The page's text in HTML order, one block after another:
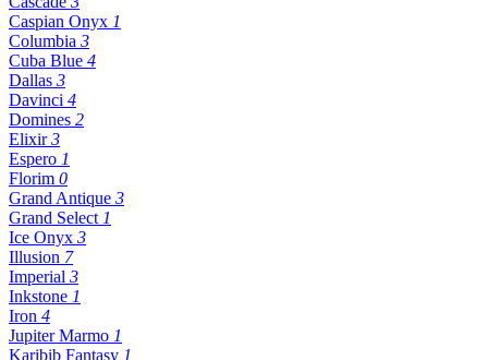
Caspian Onyx 1
Columbia 3
Cuba Blue 4
Dallas 3
Davinci 4
Domines 2
Elixir3
Espero 1
Florim 0
Grand Antique 3
Grand Select 1
Ice Onyx 3
Illusion 7
Imperial 3
Inkstone 1
Iron 4
Jupiter Marmo 1
Karibib Fantasy 1